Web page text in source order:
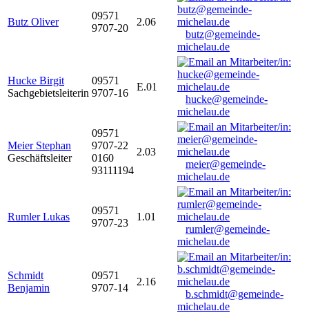
Butz Oliver
09571
9707-20
2.06
butz@gemeinde-
michelau.de
Hucke Birgit
Sachgebietsleiterin
09571
9707-16
E.01
hucke@gemeinde-
michelau.de
Meier Stephan
Geschäftsleiter
09571
9707-22
0160
93111194
2.03
meier@gemeinde-
michelau.de
Rumler Lukas
09571
9707-23
1.01
rumler@gemeinde-
michelau.de
Schmidt
Benjamin
09571
9707-14
2.16
b.schmidt@gemeinde-
michelau.de